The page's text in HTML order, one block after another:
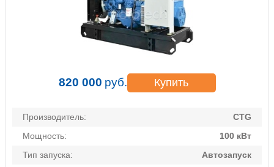
820 000 руб. Купить
Производитель:
CTG
Мощность:
100 кВт
Тип запуска:
Автозапуск